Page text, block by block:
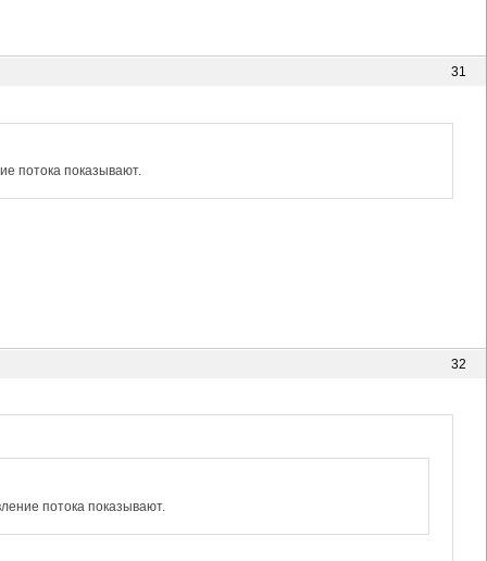
31
потока показывают.
32
потока показывают.